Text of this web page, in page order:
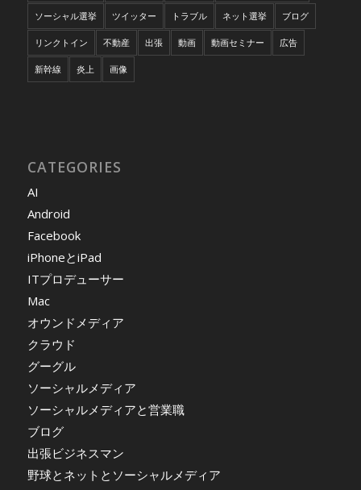
ソーシャル選挙 ツイッター トラブル ネット選挙 ブログ
リンクトイン 不動産 出張 動画 動画セミナー 広告
新幹線 炎上 画像
CATEGORIES
AI
Android
Facebook
iPhoneとiPad
ITプロデューサー
Mac
オウンドメディア
クラウド
グーグル
ソーシャルメディア
ソーシャルメディアと営業職
ブログ
出張ビジネスマン
野球とネットとソーシャルメディア